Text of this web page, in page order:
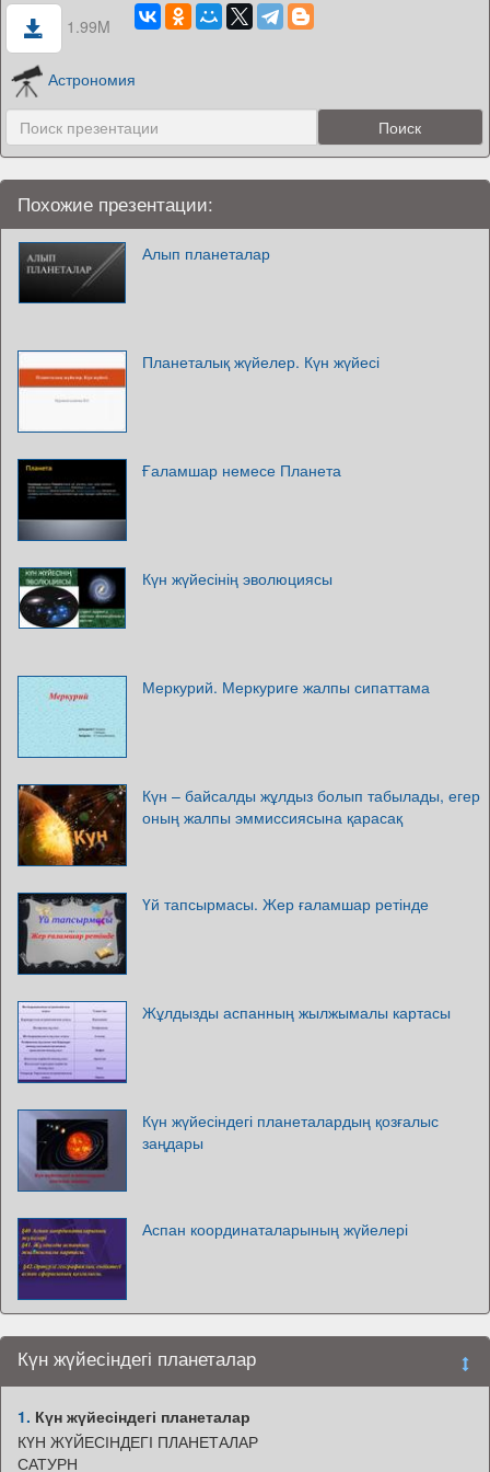
1.99M
Астрономия
Похожие презентации:
Алып планеталар
Планеталық жүйелер. Күн жүйесі
Ғаламшар немесе Планета
Күн жүйесінің эволюциясы
Меркурий. Меркуриге жалпы сипаттама
Күн – байсалды жұлдыз болып табылады, егер
оның жалпы эммиссиясына қарасақ
Үй тапсырмасы. Жер ғаламшар ретінде
Жұлдызды аспанның жылжымалы картасы
Күн жүйесіндегі планеталардың қозғалыс
заңдары
Аспан координаталарының жүйелері
Күн жүйесіндегі планеталар
1. Күн жүйесіндегі планеталар
КҮН ЖҮЙЕСІНДЕГІ ПЛАНЕТАЛАР
САТУРН